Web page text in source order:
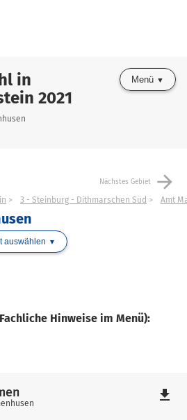
in
2021
Menü
Nächstes Gebiet arrow_forward
3 - Steinburg - Dithmarschen Süd Amt
auswählen
Hinweise im Menü):
file_download